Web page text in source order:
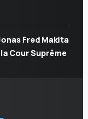
Fred Makita
Cour Suprême